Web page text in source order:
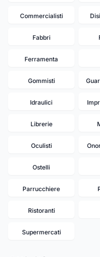
Commercialisti
Fabbri
Ferramenta
Gommisti
Idraulici
Librerie
Oculisti
Ostelli
Parrucchiere
Ristoranti
Supermercati